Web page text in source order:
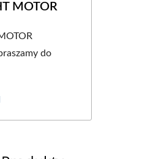
MOTOR
do